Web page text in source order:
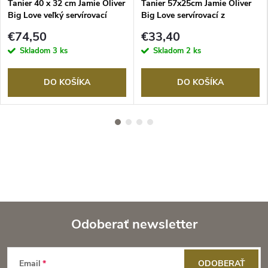
Tanier 40 x 32 cm Jamie Oliver
Big Love veľký servírovací
€74,50
Skladom 3 ks
DO KOŠÍKA
Tanier 57x25cm Jamie Oliver
Big Love servírovací z
€33,40
Skladom 2 ks
DO KOŠÍKA
Z
Odoberať newsletter
Email ODOBERAŤ